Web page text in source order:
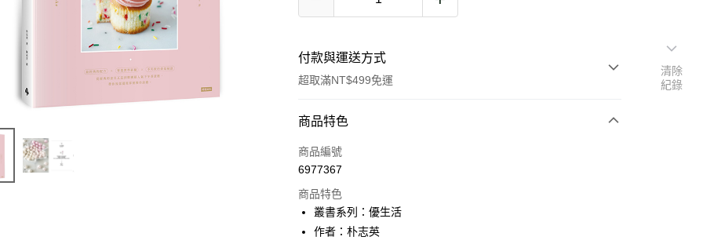
付款與運送方式
超取滿NT$499免運
付款方式
信用卡一次付款
運送方式
商品特色
商品編號
6977367
商品特色
叢書系列：優生活
作者：朴志英
清除
紀錄